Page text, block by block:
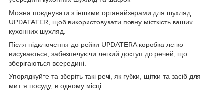
Можна поєднувати з іншими органайзерами для шухляд
UPDATATER, щоб використовувати повну місткість ваших
кухонних шухляд.
Після підключення до рейки UPDATERA коробка легко
висувається, забезпечуючи легкий доступ до речей, що
зберігаються всередині.
Упорядкуйте та зберіть такі речі, як губки, щітки та засіб для
миття посуду, в одному місці.